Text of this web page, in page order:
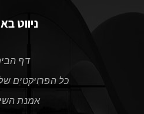
ניווט
דף
כל הפרויקטים
אמנת